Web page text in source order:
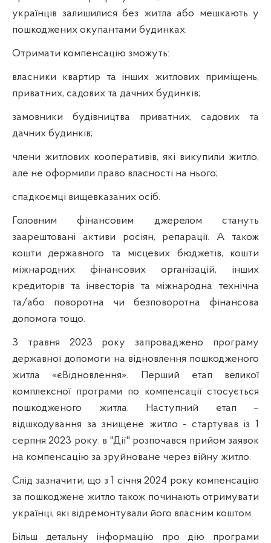
українців залишилися без житла або мешкають у
пошкоджених окупантами будинках.
Отримати компенсацію зможуть:
власники квартир та інших житлових приміщень,
приватних, садових та дачних будинків;
замовники будівництва приватних, садових та
дачних будинків;
члени житлових кооперативів, які викупили житло,
але не оформили право власності на нього;
спадкоємці вищевказаних осіб.
Головним фінансовим джерелом стануть
заарештовані активи росіян, репарації. А також
кошти державного та місцевих бюджетів, кошти
міжнародних фінансових організацій, інших
кредиторів та інвесторів та міжнародна технічна
та/або поворотна чи безповоротна фінансова
допомога тощо.
З травня 2023 року запроваджено програму
державної допомоги на відновлення пошкодженого
житла «єВідновлення». Перший етап великої
комплексної програми по компенсації стосується
пошкодженого житла. Наступний етап –
відшкодування за знищене житло - стартував із 1
серпня 2023 року: в "Дії" розпочався прийом заявок
на компенсацію за зруйноване через війну житло.
Слід зазначити, що з 1 січня 2024 року компенсацію
за пошкоджене житло також починають отримувати
українці, які відремонтували його власним коштом.
Більш детальну інформацію про дію програми